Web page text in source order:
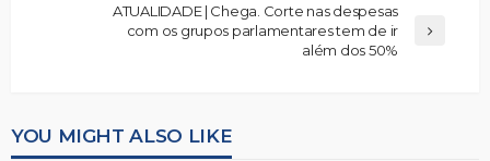
ATUALIDADE | Chega. Corte nas despesas
com os grupos parlamentares tem de ir
além dos 50%
YOU MIGHT ALSO LIKE